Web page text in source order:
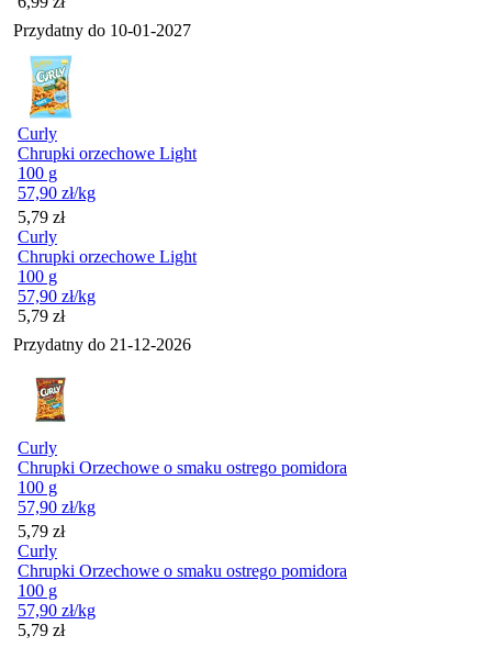
Przydatny do 10-01-2027
Curly
Chrupki orzechowe Light
100 g
57,90 zł/kg
Cena
5,79 zł
Curly
Chrupki orzechowe Light
100 g
57,90 zł/kg
Cena
5,79 zł
Przydatny do 21-12-2026
Curly
Chrupki Orzechowe o smaku ostrego pomidora
100 g
57,90 zł/kg
Cena
5,79 zł
Curly
Chrupki Orzechowe o smaku ostrego pomidora
100 g
57,90 zł/kg
Cena
5,79 zł